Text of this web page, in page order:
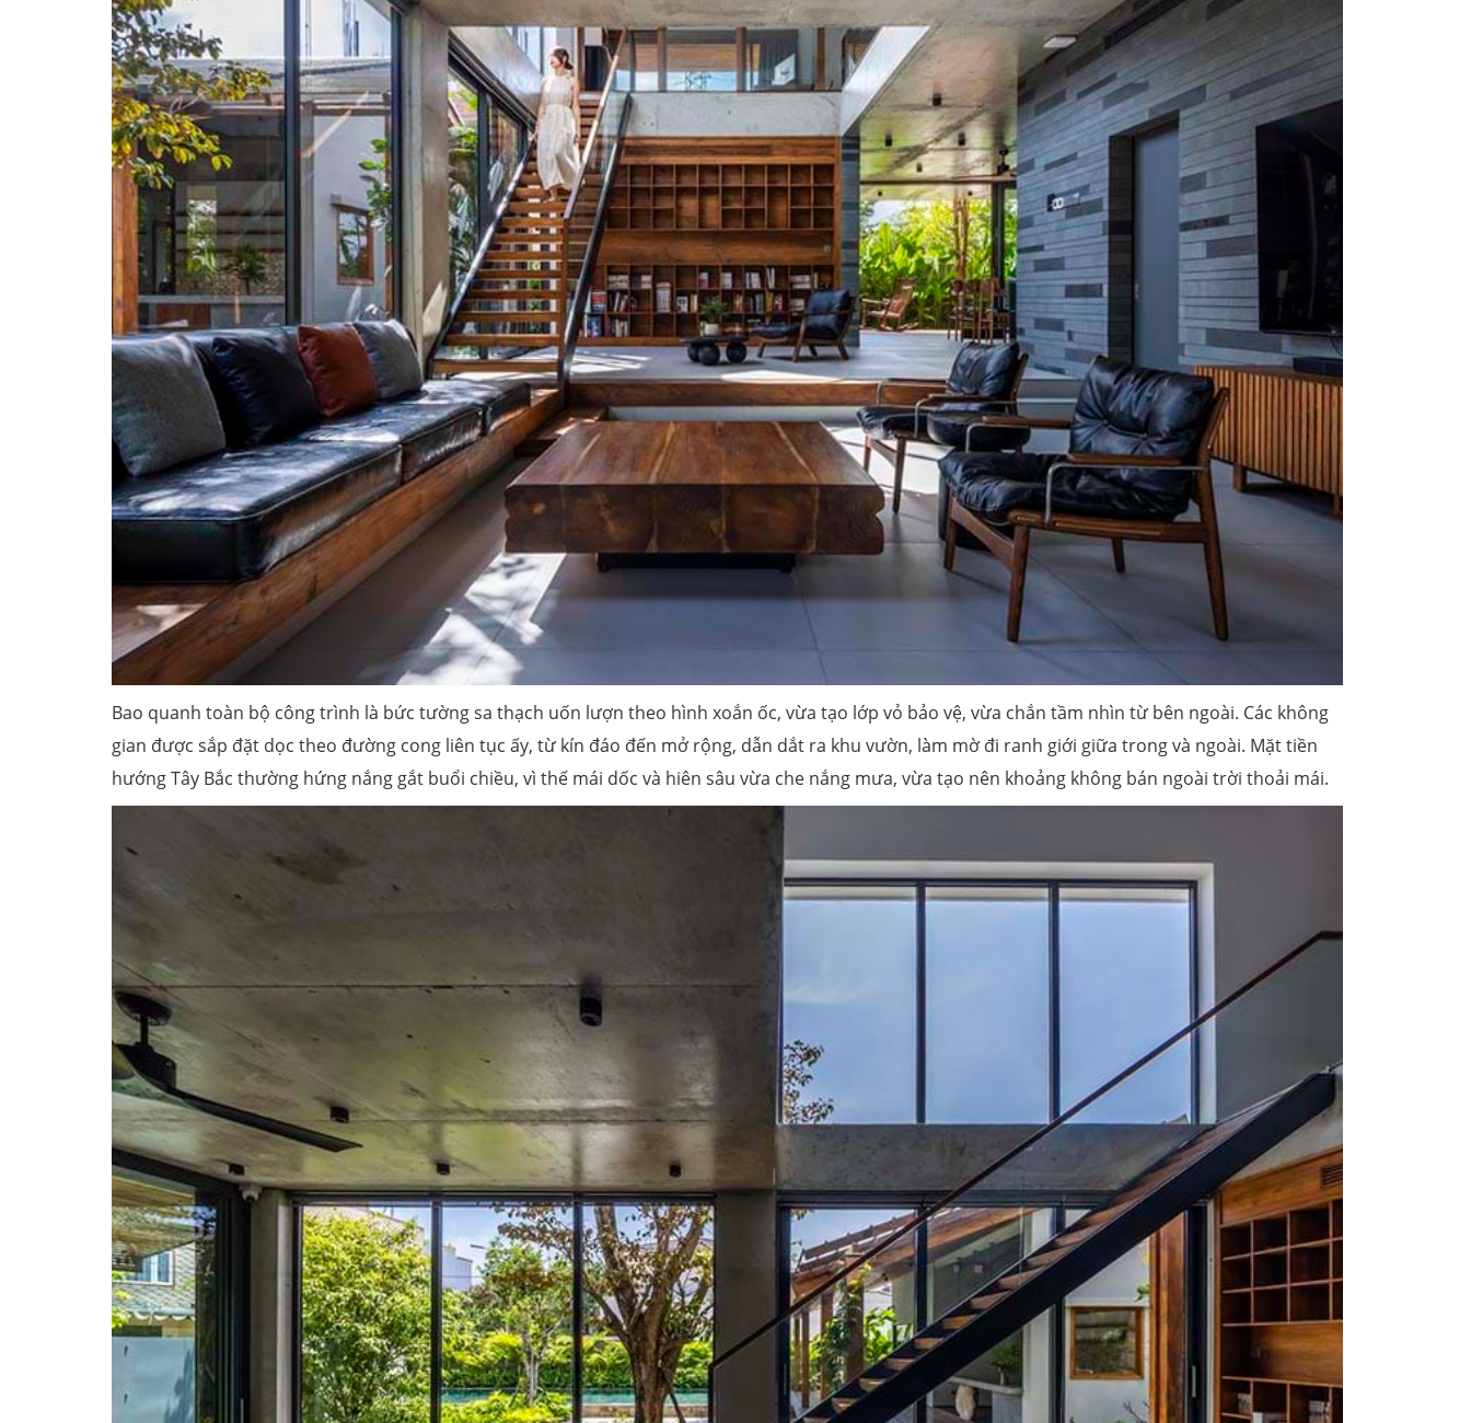
Bao quanh toàn bộ công trình là bức tường sa thạch uốn lượn theo hình xoắn ốc, vừa tạo lớp vỏ bảo vệ, vừa chắn tầm nhìn từ bên ngoài. Các không
gian được sắp đặt dọc theo đường cong liên tục ấy, từ kín đáo đến mở rộng, dẫn dắt ra khu vườn, làm mờ đi ranh giới giữa trong và ngoài. Mặt tiền
hướng Tây Bắc thường hứng nắng gắt buổi chiều, vì thế mái dốc và hiên sâu vừa che nắng mưa, vừa tạo nên khoảng không bán ngoài trời thoải mái.